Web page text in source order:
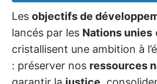
Les objectifs de
lancés par les Nations unies
cristallisent une ambition à
: préserver nos ressources